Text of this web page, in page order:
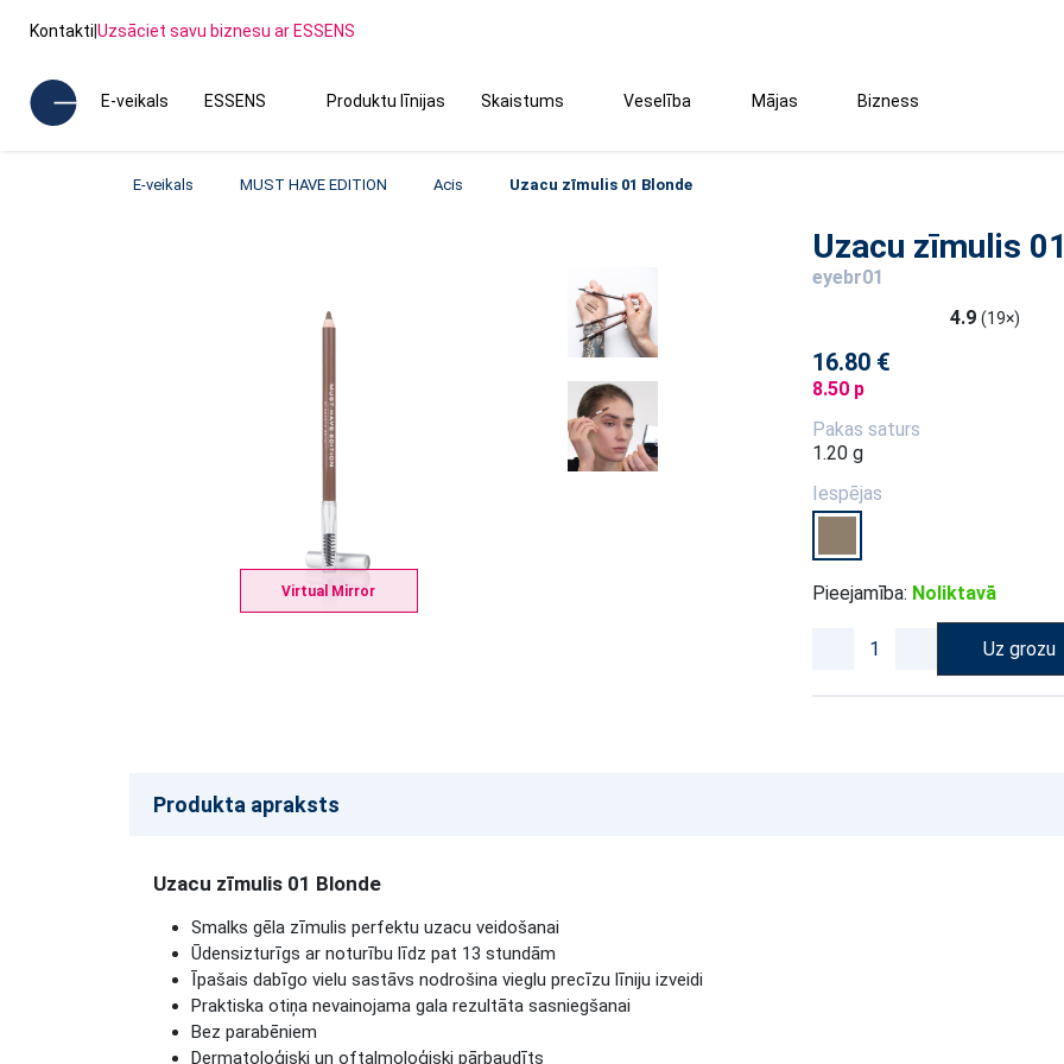
Kontakti|Uzsāciet savu biznesu ar ESSENS
E-veikals ESSENS Produktu līnijas Skaistums Veselība Mājas Bizness
E-veikals MUST HAVE EDITION Acis Uzacu zīmulis 01 Blonde
Virtual Mirror
Uzacu zīmulis
eyebr01
4.9 (19×)
16.80 €
8.50 p
Pakas saturs
1.20 g
Iespējas
Pieejamība: Noliktavā
Uz grozu
Produkta apraksts
Uzacu zīmulis 01 Blonde
Smalks gēla zīmulis perfektu uzacu veidošanai
Ūdensizturīgs ar noturību līdz pat 13 stundām
Īpašais dabīgo vielu sastāvs nodrošina vieglu precīzu līniju izveidi
Praktiska otiņa nevainojama gala rezultāta sasniegšanai
Bez parabēniem
Dermatoloģiski un oftalmoloģiski pārbaudīts